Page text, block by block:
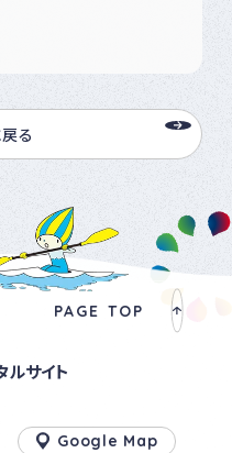
る
PAGE TOP
サイト
Google Map